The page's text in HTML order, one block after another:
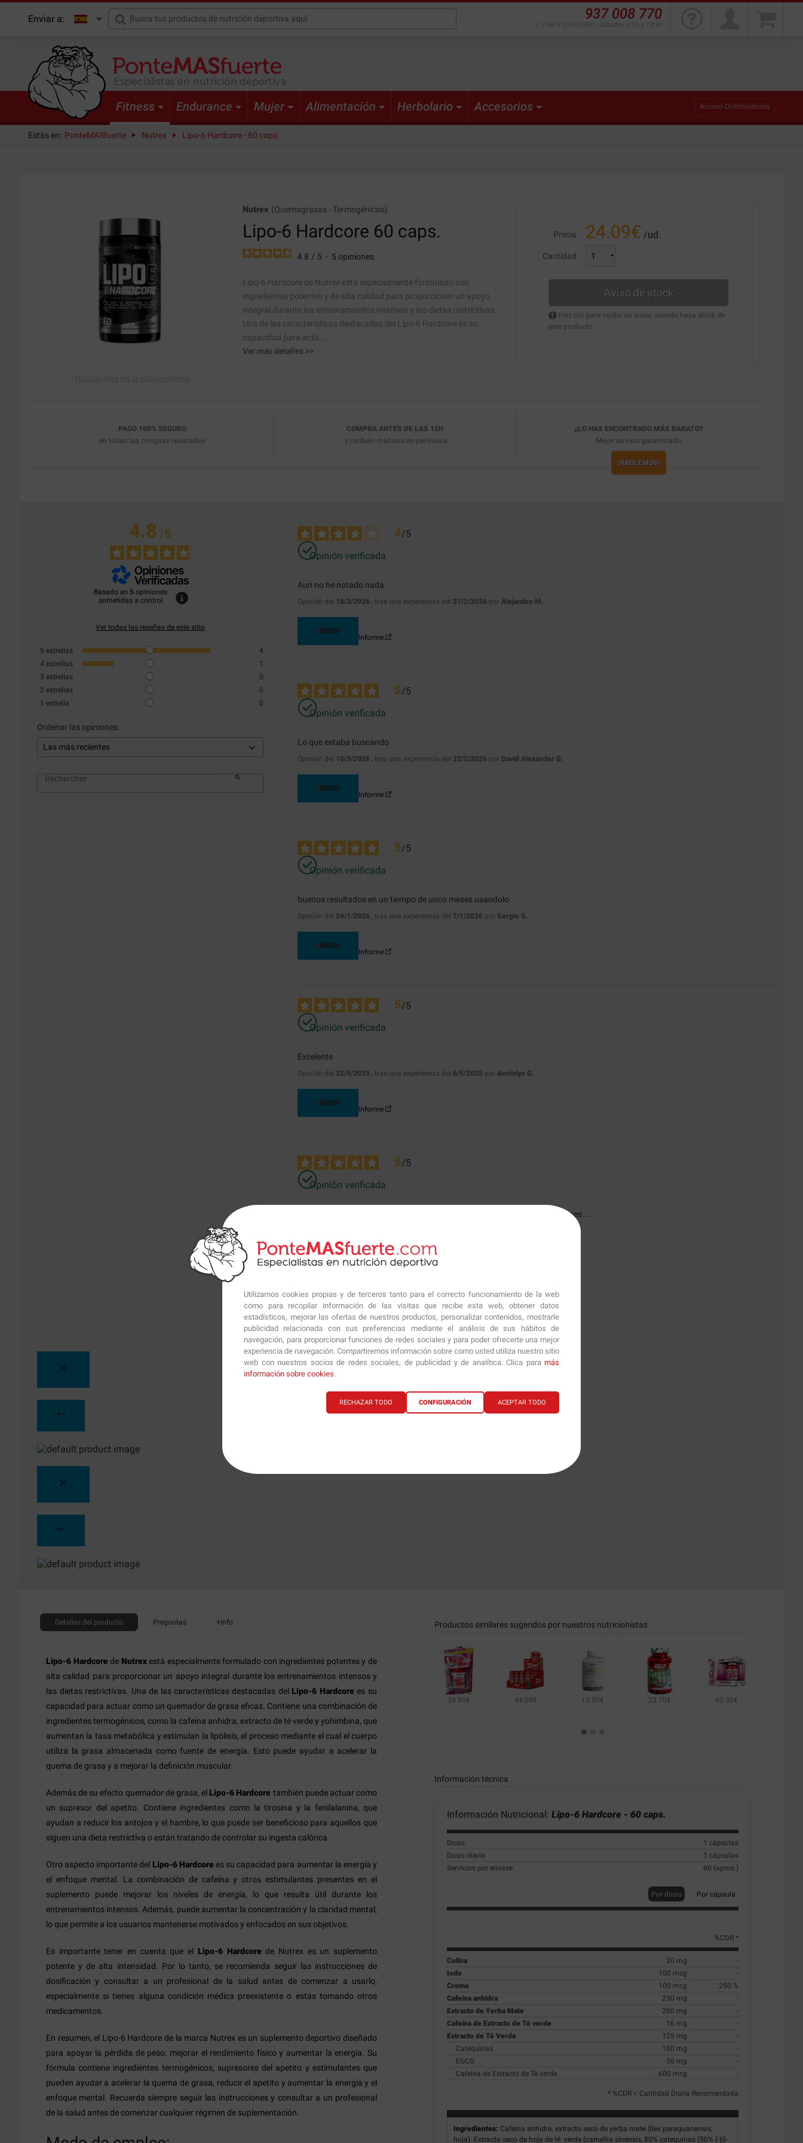
Utilizamos cookies propias y de terceros tanto para el correcto funcionamiento de la web
como para recopilar información de las visitas que recibe esta web, obtener datos
estadísticos, mejorar las ofertas de nuestros productos, personalizar contenidos, mostrarle
publicidad relacionada con sus preferencias mediante el análisis de sus hábitos de
navegación, para proporcionar funciones de redes sociales y para poder ofrecerte una mejor
experiencia de navegación. Compartiremos información sobre como usted utiliza nuestro sitio
web con nuestros socios de redes sociales, de publicidad y de analítica. Clica para más
información sobre cookies.
ACEPTAR TODO
RECHAZAR TODO CONFIGURACIÓN
Enviar a: 937 008 770
Especialistas en nutrición deportiva
Fitness Endurance Mujer Alimentación Herbolario Accesorios Acceso Distribuidores
Estás en: PonteMASfuerte Nutrex Lipo-6 Hardcore - 60 caps.
Nutrex (Quemagrasas - Termogénicos)
Lipo-6 Hardcore 60 caps.
4.8 / 5 - 5 opiniones
Lipo-6 Hardcore de Nutrex está especialmente formulado con
ingredientes potentes y de alta calidad para proporcionar un apoyo
integral durante los entrenamientos intensos y las dietas restrictivas.
Una de las características destacadas del Lipo-6 Hardcore es su
capacidad para actu...
Ver más detalles >>
Precio 24.09€ /ud.
Cantidad
Aviso de stock
Haz clic para recibir un aviso cuando haya stock de
este producto
PAGO 100% SEGURO
en todas tus compras realizadas
COMPRA ANTES DE LAS 15H
y recíbelo mañana en península
¿LO HAS ENCONTRADO MÁS BARATO?
Mejor servicio garantizado
¡HABLEMOS!
4.8/5
Basado en 5 opiniones
sometidas a control
Ver todas las reseñas de este sitio
5 estrellas
4
4 estrellas
1
3 estrellas
0
2 estrellas
0
1 estrella 0
Ordenar las opiniones
4/5
Opinión verificada
Aun no he notado nada.
Opinión del 18/3/2026 , tras una experiencia del 27/2/2026 porAlejandro M.
Útil (0)
Informe
5/5
Opinión verificada
Lo que estaba buscando
Opinión del 10/3/2026 , tras una experiencia del 22/2/2026 por David Alexander D.
Útil (0)
Informe
5/5
Opinión verificada
buenos resultados en un tiempo de unos meses usandolo
Opinión del 24/1/2026 , tras una experiencia del7/1/2026 por Sergio G.
Útil (0)
Informe
5/5
Opinión verificada
Excelente
Opinión del 22/5/2025 , tras una experiencia del 6/5/2025 porAnniolys G.
Útil (0)
Informe
5/5
Opinión verificada
Es nuevo para mí pero su administración lo hace ideal para viajes, vacaciones…..
Útil(0)
Informe
1
Detalles del producto Preguntas +Info
Lipo-6 Hardcorede Nutrexestá especialmente formulado con ingredientes potentes y de
alta calidad para proporcionar un apoyo integral durante los entrenamientos intensos y
las dietas restrictivas. Una de las características destacadas del Lipo-6 Hardcorees su
capacidad para actuar como un quemador de grasa eficaz. Contiene una combinación de
ingredientes termogénicos, como la cafeína anhidra, extracto de té verde y yohimbina, que
aumentan la tasa metabólica y estimulan la lipólisis, el proceso mediante el cual el cuerpo
utiliza la grasa almacenada como fuente de energía. Esto puede ayudar a acelerar la
quema de grasa y a mejorar la definición muscular.
Además de su efecto quemador de grasa, el Lipo-6 Hardcore también puede actuar como
un supresor del apetito. Contiene ingredientes como la tirosina y la fenilalanina, que
ayudan a reducir los antojos y el hambre, lo que puede ser beneficioso para aquellos que
siguen una dieta restrictiva o están tratando de controlar su ingesta calórica.
Otro aspecto importante del Lipo-6 Hardcorees su capacidad para aumentar la energía y
el enfoque mental. La combinación de cafeína y otros estimulantes presentes en el
suplemento puede mejorar los niveles de energía, lo que resulta útil durante los
entrenamientos intensos. Además, puede aumentar la concentración y la claridad mental,
lo que permite a los usuarios mantenerse motivados y enfocados en sus objetivos.
Es importante tener en cuenta que el Lipo-6 Hardcorede Nutrex es un suplemento
potente y de alta intensidad. Por lo tanto, se recomienda seguir las instrucciones de
dosificación y consultar a un profesional de la salud antes de comenzar a usarlo,
especialmente si tienes alguna condición médica preexistente o estás tomando otros
medicamentos.
En resumen, el Lipo-6 Hardcore de la marca Nutrex es un suplemento deportivo diseñado
para apoyar la pérdida de peso, mejorar el rendimiento físico y aumentar la energía. Su
fórmula contiene ingredientes termogénicos, supresores del apetito y estimulantes que
pueden ayudar a acelerar la quema de grasa, reducir el apetito y aumentar la energía y el
enfoque mental. Recuerda siempre seguir las instrucciones y consultar a un profesional
de la salud antes de comenzar cualquier régimen de suplementación.
Productos similares sugeridos por nuestros nutricionistas
34.90€ 44.00€ 15.00€ 23.70€ 40.50€
Información técnica
Información Nutricional: Lipo-6 Hardcore - 60 caps.
Dosis
1 cápsulas
Dosis diaria
1 cápsulas
Servicios por envase
60 (aprox.)
Por dosis Por cápsula
%CDR *
Colina 20 mg
-
Iodo
100 mcg
-
Cromo
100 mcg
250 %
Cafeína anhidra
230 mg
-
Extracto de Yerba Mate
200 mg
-
Cafeína de Extracto de Té verde
16 mg
-
Extracto de Té Verde
125 mg
-
Catequinas
100 mg
-
EGCG
50 mg
-
Cafeína de Extracto de Té verde
600 mcg -
* %CDR = Cantidad Diaria Recomendada
Ingredientes: Cafeína anhidra, extracto seco de yerba mate (llex paraguanensis,
hoja). Extracto seco de hoja de té verde (camellia sinensis, 80% catequinas (50% (-)3-